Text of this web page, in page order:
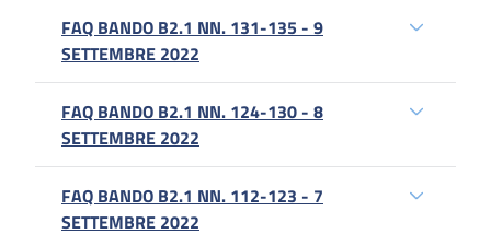
FAQ BANDO B2.1 NN. 131-135 - 9
SETTEMBRE 2022
FAQ BANDO B2.1 NN. 124-130 - 8
SETTEMBRE 2022
FAQ BANDO B2.1 NN. 112-123 - 7
SETTEMBRE 2022